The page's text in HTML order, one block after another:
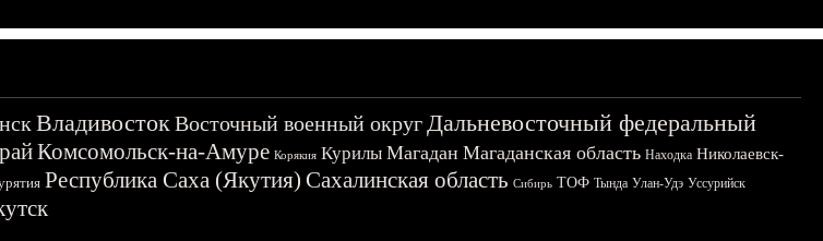
ВладивостокВосточный военный округДальневосточный федеральный
Комсомольск-на-Амуре Корякия Курилы Магадан Магаданская область Находка Николаевск-
Республика Саха (Якутия) Сахалинская область Сибирь ТОФ Тында Улан-Удэ Уссурийск